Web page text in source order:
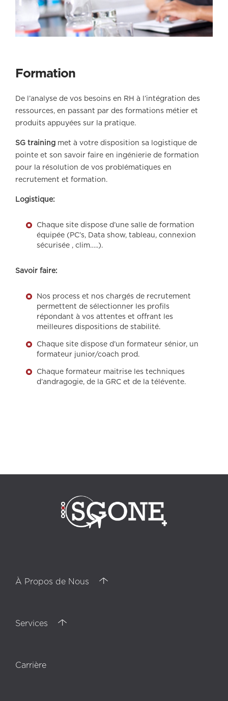
Formation
De l’analyse de vos besoins en RH à l’intégration des
ressources, en passant par des formations métier et
produits appuyées sur la pratique.
SG training met à votre disposition sa logistique de
pointe et son savoir faire en ingénierie de formation
pour la résolution de vos problématiques en
recrutement et formation.
Logistique:
Chaque site dispose d’une salle de formation
équipée (PC’s, Data show, tableau, connexion
sécurisée , clim…..).
Savoir faire:
Nos process et nos chargés de recrutement
permettent de sélectionner les profils
répondant à vos attentes et offrant les
meilleures dispositions de stabilité.
Chaque site dispose d’un formateur sénior, un
formateur junior/coach prod.
Chaque formateur maitrise les techniques
d’andragogie, de la GRC et de la télévente.
À Propos de Nous
Services
Carrière